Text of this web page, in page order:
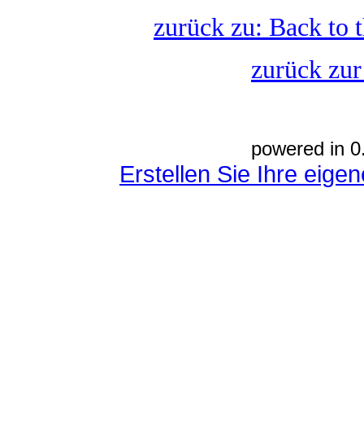
zurück zu: Back to
zurück
powered in
Erstellen Sie Ihre